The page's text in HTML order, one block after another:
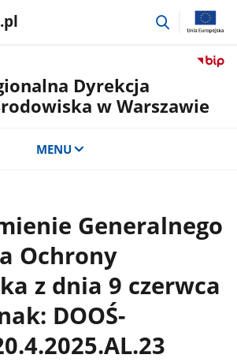
przejdź
Dyrekcja
w Warszawie
MENU
Generalnego
Ochrony
z dnia 9 czerwca
DOOŚ-